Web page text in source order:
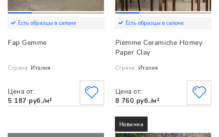
Есть образцы в салоне
Fap Gemme
Страна: Италия
Цена от:
5 187 руб./м²
Есть образцы в салоне
Piemme Ceramiche Homey
Paper Clay
Страна: Италия
Цена от:
8 760 руб./м²
Новинка